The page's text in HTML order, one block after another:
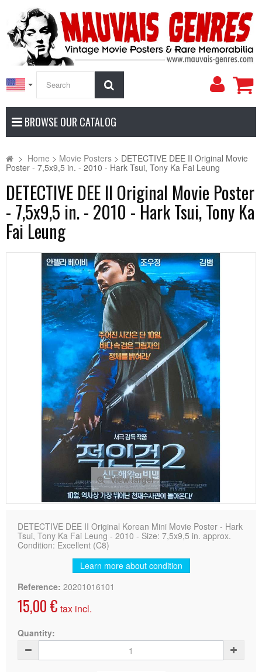
My
BROWSE OUR CATALOG
> Home > Movie Posters > DETECTIVE DEE II Original Movie
Poster - 7,5x9,5 in. - 2010 - Hark Tsui, Tony Ka Fai Leung
DETECTIVE DEE II Original Movie Poster
- 7,5x9,5 in. - 2010 - Hark Tsui, Tony Ka
Fai Leung
View larger
DETECTIVE DEE II Original Korean Mini Movie Poster - Hark
Tsui, Tony Ka Fai Leung - 2010 - Size: 7,5x9,5 in. approx.
Condition: Excellent (C8)
Learn more about condition
Reference: 20201016101
15,00 € tax incl.
Quantity: